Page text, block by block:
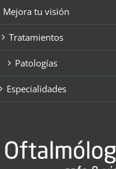
Mejora tu visión
Tratamientos
Patologías
Especialidades